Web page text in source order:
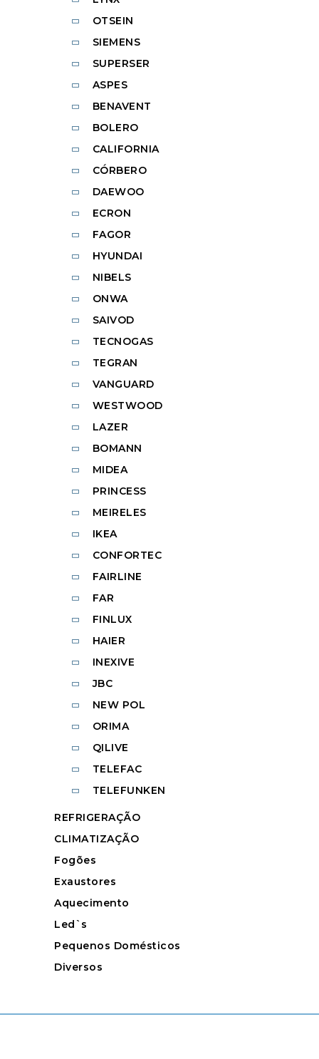
OTSEIN
SIEMENS
SUPERSER
ASPES
BENAVENT
BOLERO
CALIFORNIA
CÓRBERO
DAEWOO
ECRON
FAGOR
HYUNDAI
NIBELS
ONWA
SAIVOD
TECNOGAS
TEGRAN
VANGUARD
WESTWOOD
LAZER
BOMANN
MIDEA
PRINCESS
MEIRELES
IKEA
CONFORTEC
FAIRLINE
FAR
FINLUX
HAIER
INEXIVE
JBC
NEW POL
ORIMA
QILIVE
TELEFAC
TELEFUNKEN
REFRIGERAÇÃO
CLIMATIZAÇÃO
Fogões
Exaustores
Aquecimento
Led`s
Pequenos Domésticos
Diversos